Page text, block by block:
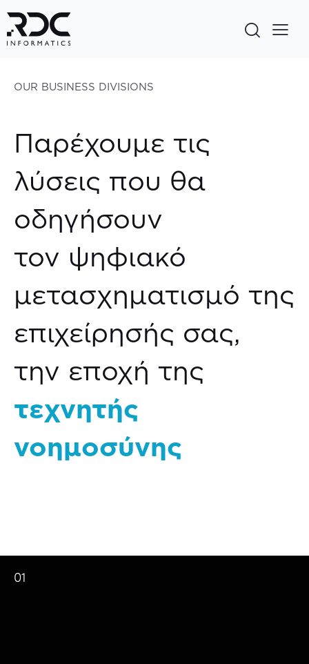
OUR BUSINESS DIVISIONS
Παρέχουμε τις
λύσεις που θα
οδηγήσουν
τον ψηφιακό
μετασχηματισμό της
επιχείρησής σας,
την εποχή της
τεχνητής
νοημοσύνης
01